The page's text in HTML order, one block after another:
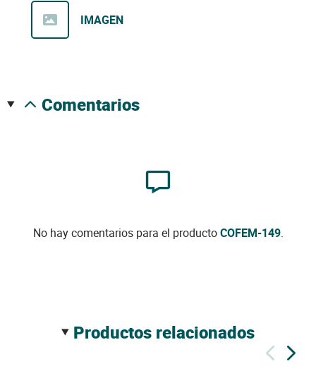
IMAGEN
comentarios
No hay comentarios para el productoCOFEM-149.
productos relacionados